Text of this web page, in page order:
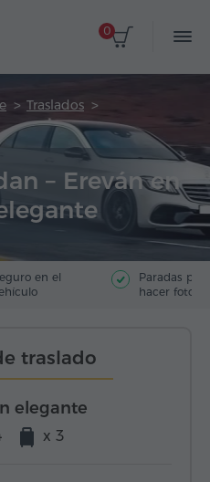
0
Traslados
– Ereván en
en el
Paradas para
hacer fotos
traslado
elegante
x 3